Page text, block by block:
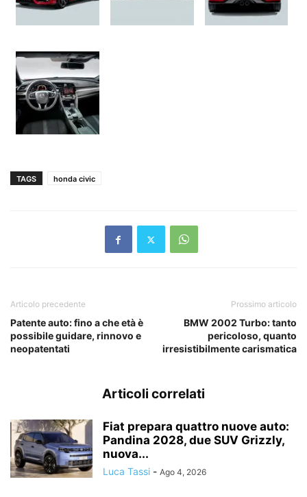
TAGS honda civic
Articolo precedente
Patente auto: fino a che età è
possibile guidare, rinnovo e
neopatentati
Prossimo articolo
BMW 2002 Turbo: tanto
pericoloso, quanto
irresistibilmente carismatica
Articoli correlati
Fiat prepara quattro nuove auto:
Pandina 2028, due SUV Grizzly,
nuova...
Luca Tassi - Ago 4, 2026